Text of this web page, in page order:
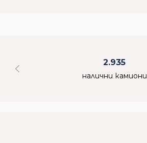
2.935
налични камиони